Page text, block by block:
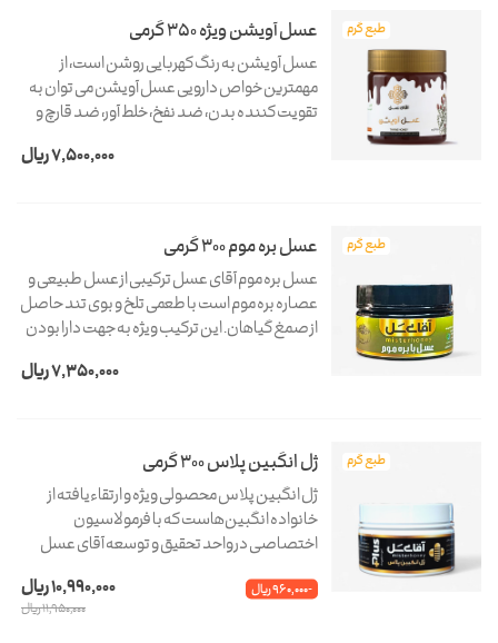
طبع گرم عسل آویشن ویژه 350 گرمی
7,500,000 ریال
عسل آویشن به رنگ کهربایی روشن است، از
مهمترین خواص دارویی عسل آویشن می توان به
تقویت کننده بدن، ضد نفخ، خلط آور، ضد قارچ و
سرماخوردگی عنوان کرد. عسل آویشن جز عسل
طبع گرم عسل بره موم 300 گرمی
7,350,000 ریال
عسل بره موم آقای عسل ترکیبی از عسل طبیعی و
عصاره بره موم است با طعمی تلخ و بوی تند حاصل
از صمغ گیاهان. این ترکیب ویژه به جهت دارا بودن
طبع گرم ژل انگبین پلاس 300 گرمی
10,990,000 ریال
11,950,000 ریال
-960,000 ریال
ژل انگبین پلاس محصولی ویژه و ارتقاءیافته از
خانواده انگبین‌هاست که با فرمولاسیون
اختصاصی در واحد تحقیق و توسعه آقای عسل
طبیعی، ۵ گرم ژل رویال بیشتر نسبت به ژل انگبین